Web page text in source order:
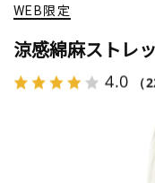
WEB限定
涼感綿麻ストレ
4.0 （